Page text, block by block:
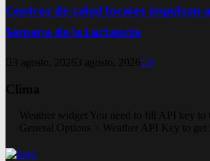
Centros de salud locales impulsan
Semana de la Lactancia
3 agosto, 2026 3 agosto, 2026 0
Clima
Weather widget You need to fill API key to
General Options > Weather API Key to get